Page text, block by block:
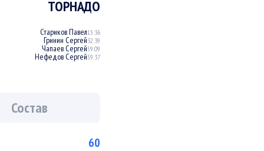
ТОРНАДО
Стариков Павел15:36
Гринин Сергей32:39
Чапаев Сергей59:09
Нефедов Сергей59:37
Состав
60